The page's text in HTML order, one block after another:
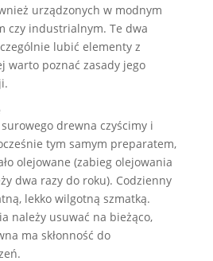
urządzonych w modnym
czy industrialnym. Te dwa
lubić elementy z
warto poznać zasady jego
drewna czyścimy i
tym samym preparatem,
olejowane (zabieg olejowania
dwa razy do roku). Codzienny
lekko wilgotną szmatką.
należy usuwać na bieżąco,
ma skłonność do